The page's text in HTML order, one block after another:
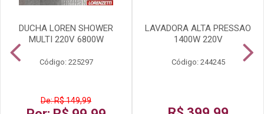
DUCHA LOREN SHOWER
MULTI 220V 6800W
Código: 225297
De: R$ 149,99
LAVADORA ALTA PRESSAO
1400W 220V
Código: 244245